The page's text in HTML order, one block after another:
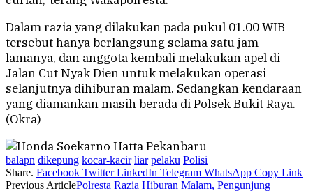
Dalam razia yang dilakukan pada pukul 01.00 WIB
tersebut hanya berlangsung selama satu jam
lamanya, dan anggota kembali melakukan apel di
Jalan Cut Nyak Dien untuk melakukan operasi
selanjutnya dihiburan malam. Sedangkan kendaraan
yang diamankan masih berada di Polsek Bukit Raya.
(Okra)
balapn dikepung kocar-kacir liar pelaku Polisi
Share. Facebook Twitter LinkedIn Telegram WhatsApp Copy Link
Previous ArticlePolresta Razia Hiburan Malam, Pengunjung